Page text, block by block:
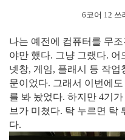
6코어 12 쓰
나는 예전에 컴퓨터를 무
야만 했다. 그냥 그랬다. 어
넷창, 게임, 플래시 등 작업
문이었다. 그래서 이번에도
를 봐 놨었다. 하지만 4기
브가 미쳤다. 탁 누르면 탁
다.